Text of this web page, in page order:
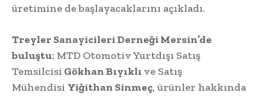
üretimine de başlayacaklarını açıkladı.
Treyler Sanayicileri Derneği Mersin’de
buluştu: MTD Otomotiv Yurtdışı Satış
Temsilcisi Gökhan Bıyıklı ve Satış
Mühendisi Yiğithan Sinmeç, ürünler hakkında